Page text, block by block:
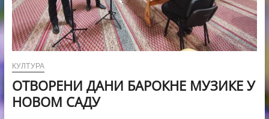
КУЛТУРА
ОТВОРЕНИ ДАНИ БАРОКНЕ МУЗИКЕ У
НОВОМ САДУ